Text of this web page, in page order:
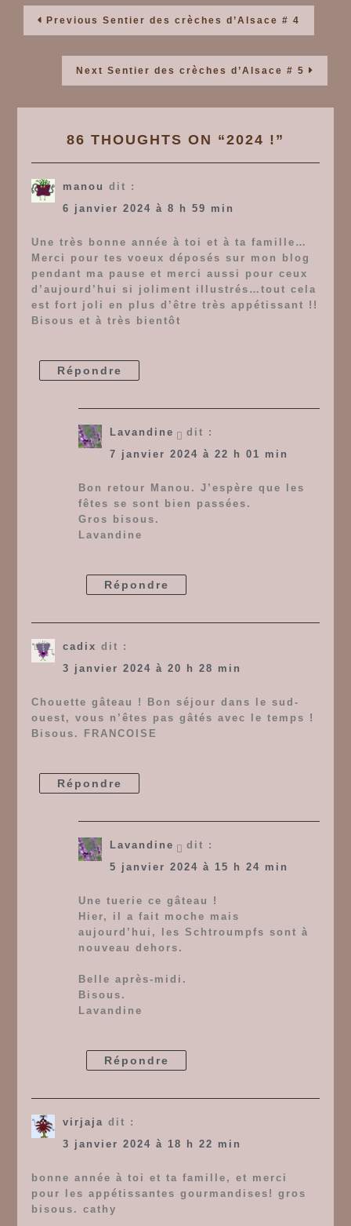
Navigation
l’article
Previous Previous
Sentier des crèches d’Alsace # 4
Next Next
Sentier des crèches d’Alsace # 5
86 THOUGHTS ON “2024 ! ”
manou
dit :
6 janvier 2024 à 8 h 59 min
Une très bonne année à toi et à ta famille…
Merci pour tes voeux déposés sur mon blog
pendant ma pause et merci aussi pour ceux
d’aujourd’hui si joliment illustrés…tout cela
est fort joli en plus d’être très appétissant !!
Bisous et à très bientôt
Répondre
Lavandine
dit :
7 janvier 2024 à 22 h 01 min
Bon retour Manou. J’espère que les
fêtes se sont bien passées.
Gros bisous.
Lavandine
Répondre
cadix dit :
3 janvier 2024 à 20 h 28 min
Chouette gâteau ! Bon séjour dans le sud-
ouest, vous n’êtes pas gâtés avec le temps !
Bisous. FRANCOISE
Répondre
Lavandine
dit :
5 janvier 2024 à 15 h 24 min
Une tuerie ce gâteau !
Hier, il a fait moche mais
aujourd’hui, les Schtroumpfs sont à
nouveau dehors.
Belle après-midi.
Bisous.
Lavandine
Répondre
virjaja dit :
3 janvier 2024 à 18 h 22 min
bonne année à toi et ta famille, et merci
pour les appétissantes gourmandises! gros
bisous. cathy